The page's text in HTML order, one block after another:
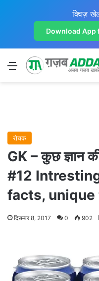
क्विज़
Download App
Menu
रोचक
GK – कुछ ज्ञान
#12
facts,
दिसम्बर 8, 2017 0 902